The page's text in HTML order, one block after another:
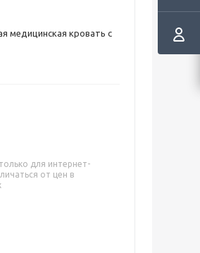
медицинская кровать с
для интернет-
от цен в